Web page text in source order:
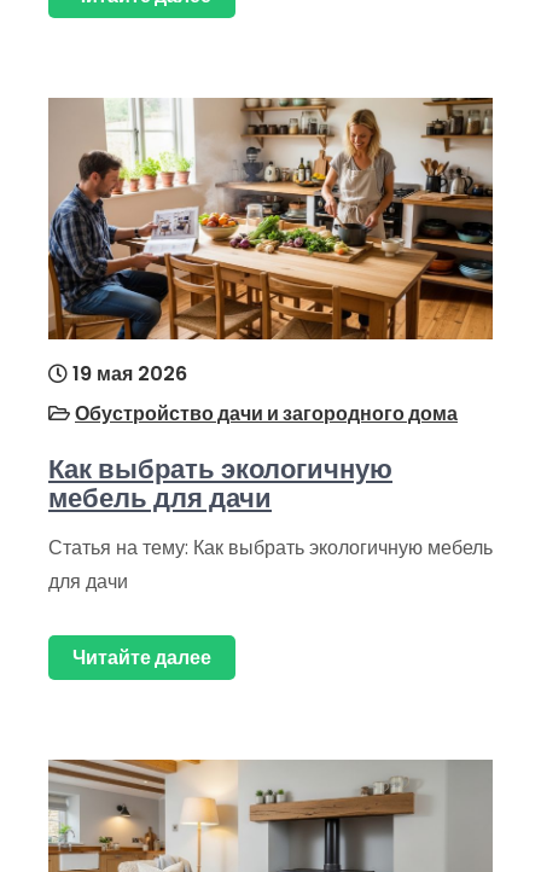
19 мая 2026
Обустройство дачи и загородного дома
Как выбрать экологичную
мебель для дачи
Статья на тему: Как выбрать экологичную мебель
для дачи
Читайте далее